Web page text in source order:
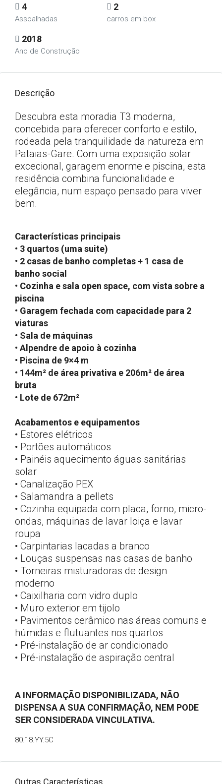
4
Assoalhadas
2
carros em box
2018
Ano de Construção
Descrição
Descubra esta moradia T3 moderna,
concebida para oferecer conforto e estilo,
rodeada pela tranquilidade da natureza em
Pataias-Gare. Com uma exposição solar
excecional, garagem enorme e piscina, esta
residência combina funcionalidade e
elegância, num espaço pensado para viver
bem.
Características principais
• 3 quartos (uma suite)
• 2 casas de banho completas + 1 casa de
banho social
• Cozinha e sala open space, com vista sobre a
piscina
• Garagem fechada com capacidade para 2
viaturas
• Sala de máquinas
• Alpendre de apoio à cozinha
• Piscina de 9×4 m
• 144m² de área privativa e 206m² de área
bruta
• Lote de 672m²
Acabamentos e equipamentos
• Estores elétricos
• Portões automáticos
• Painéis aquecimento águas sanitárias
solar
• Canalização PEX
• Salamandra a pellets
• Cozinha equipada com placa, forno, micro-
ondas, máquinas de lavar loiça e lavar
roupa
• Carpintarias lacadas a branco
• Louças suspensas nas casas de banho
• Torneiras misturadoras de design
moderno
• Caixilharia com vidro duplo
• Muro exterior em tijolo
• Pavimentos cerâmico nas áreas comuns e
húmidas e flutuantes nos quartos
• Pré-instalação de ar condicionado
• Pré-instalação de aspiração central
A INFORMAÇÃO DISPONIBILIZADA, NÃO
DISPENSA A SUA CONFIRMAÇÃO, NEM PODE
SER CONSIDERADA VINCULATIVA.
80.18.YY.5C
Outras Características